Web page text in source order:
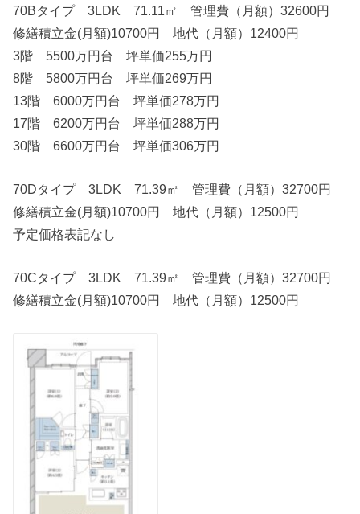
70Bタイプ 3LDK 71.11㎡ 管理費（月額）32600円
修繕積立金(月額)10700円 地代（月額）12400円
3階 5500万円台 坪単価255万円
8階 5800万円台 坪単価269万円
13階 6000万円台 坪単価278万円
17階 6200万円台 坪単価288万円
30階 6600万円台 坪単価306万円
70Dタイプ 3LDK 71.39㎡ 管理費（月額）32700円
修繕積立金(月額)10700円 地代（月額）12500円
予定価格表記なし
70Cタイプ 3LDK 71.39㎡ 管理費（月額）32700円
修繕積立金(月額)10700円 地代（月額）12500円